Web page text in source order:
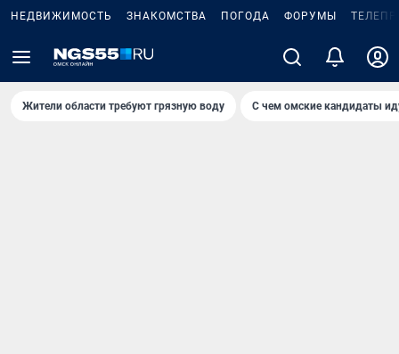
НЕДВИЖИМОСТЬ ЗНАКОМСТВА ПОГОДА ФОРУМЫ
Жители области требуют грязную воду С чем омские кандидаты